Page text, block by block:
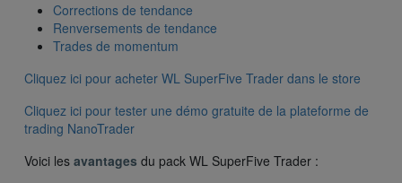
Corrections de tendance
Renversements de tendance
Trades de momentum
Cliquez ici pour acheter WL SuperFive Trader dans le store
Cliquez ici pour tester une démo gratuite de la plateforme de
trading NanoTrader
Voici les avantages du pack WL SuperFive Trader :